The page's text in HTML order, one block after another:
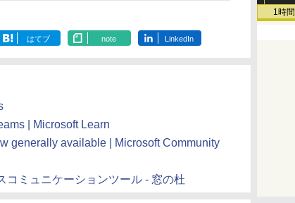
1時間
はてブ note LinkedIn
| Microsoft Learn
generally available | Microsoft Community
コミュニケーションツール - 窓の杜